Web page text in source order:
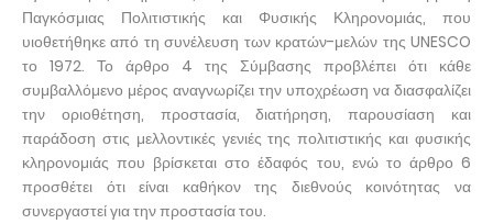
Παγκόσμιας Πολιτιστικής και Φυσικής Κληρονομιάς, που
υιοθετήθηκε από τη συνέλευση των κρατών-μελών της UNESCO
το 1972. Το άρθρο 4 της Σύμβασης προβλέπει ότι κάθε
συμβαλλόμενο μέρος αναγνωρίζει την υποχρέωση να διασφαλίζει
την οριοθέτηση, προστασία, διατήρηση, παρουσίαση και
παράδοση στις μελλοντικές γενιές της πολιτιστικής και φυσικής
κληρονομιάς που βρίσκεται στο έδαφός του, ενώ το άρθρο 6
προσθέτει ότι είναι καθήκον της διεθνούς κοινότητας να
συνεργαστεί για την προστασία του.